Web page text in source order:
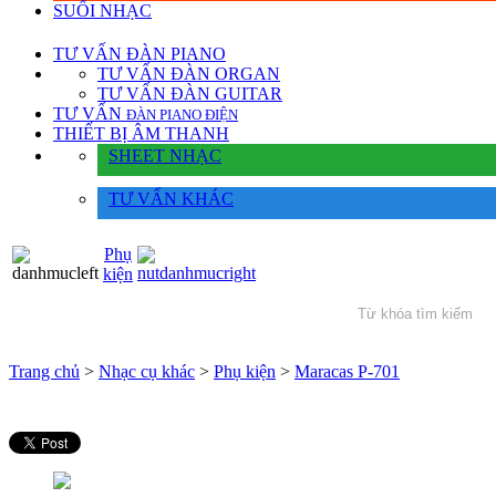
SUỐI NHẠC
TƯ VẤN ĐÀN PIANO
TƯ VẤN ÐÀN ORGAN
TƯ VẤN ÐÀN GUITAR
TƯ VẤN ÐÀN PIANO ÐIỆN
THIẾT BỊ ÂM THANH
SHEET NHẠC
TƯ VẤN KHÁC
Phụ
kiện
Trang chủ > Nhạc cụ khác > Phụ kiện > Maracas P-701